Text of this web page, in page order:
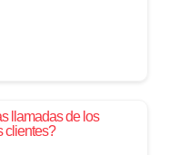
llamadas de los
clientes?